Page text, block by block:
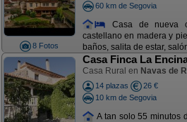
8 Fotos
60 km de Segovia
Casa de nueva
castellano en madera y
baños, salita de estar,
Casa Finca La
Casa Rural en Navas de
14 plazas
26 €
10 km de Segovia
A tan solo 55 minutos